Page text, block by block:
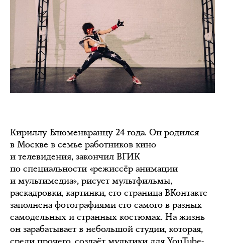
Кириллу Блюменкранцу 24 года. Он родился
в Москве в семье работников кино
и телевидения, закончил ВГИК
по специальности «режиссёр анимации
и мультимедиа», рисует мультфильмы,
раскадровки, картинки, его страница ВКонтакте
заполнена фотографиями его самого в разных
самодельных и странных костюмах. На жизнь
он зарабатывает в небольшой студии, которая,